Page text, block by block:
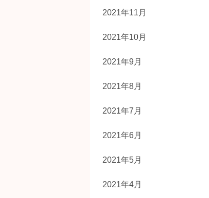
2021年11月
2021年10月
2021年9月
2021年8月
2021年7月
2021年6月
2021年5月
2021年4月